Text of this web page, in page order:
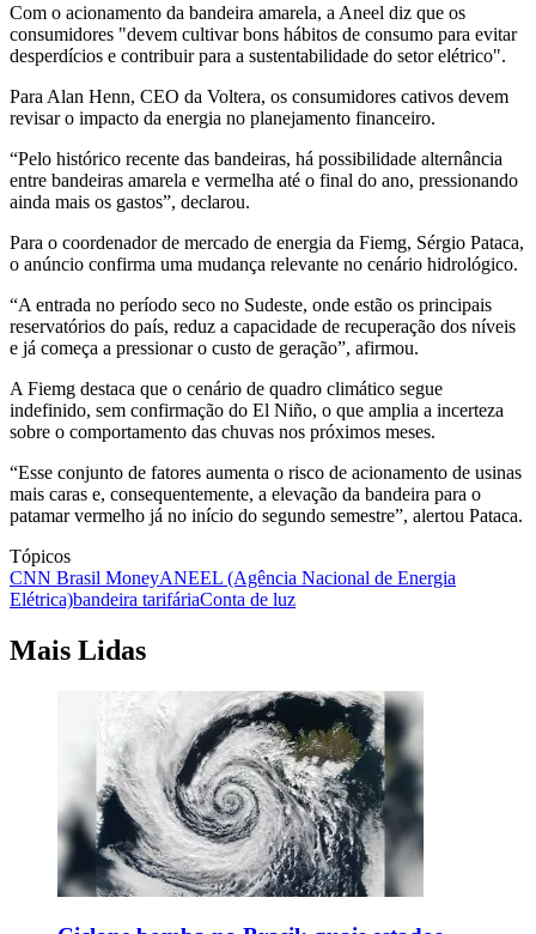
Com o acionamento da bandeira amarela, a Aneel diz que os
consumidores "devem cultivar bons hábitos de consumo para evitar
desperdícios e contribuir para a sustentabilidade do setor elétrico".
Para Alan Henn, CEO da Voltera, os consumidores cativos devem
revisar o impacto da energia no planejamento financeiro.
“Pelo histórico recente das bandeiras, há possibilidade alternância
entre bandeiras amarela e vermelha até o final do ano, pressionando
ainda mais os gastos”, declarou.
Para o coordenador de mercado de energia da Fiemg, Sérgio Pataca,
o anúncio confirma uma mudança relevante no cenário hidrológico.
“A entrada no período seco no Sudeste, onde estão os principais
reservatórios do país, reduz a capacidade de recuperação dos níveis
e já começa a pressionar o custo de geração”, afirmou.
A Fiemg destaca que o cenário de quadro climático segue
indefinido, sem confirmação do El Niño, o que amplia a incerteza
sobre o comportamento das chuvas nos próximos meses.
“Esse conjunto de fatores aumenta o risco de acionamento de usinas
mais caras e, consequentemente, a elevação da bandeira para o
patamar vermelho já no início do segundo semestre”, alertou Pataca.
Tópicos
CNN Brasil MoneyANEEL (Agência Nacional de Energia
Elétrica)bandeira tarifáriaConta de luz
Mais Lidas